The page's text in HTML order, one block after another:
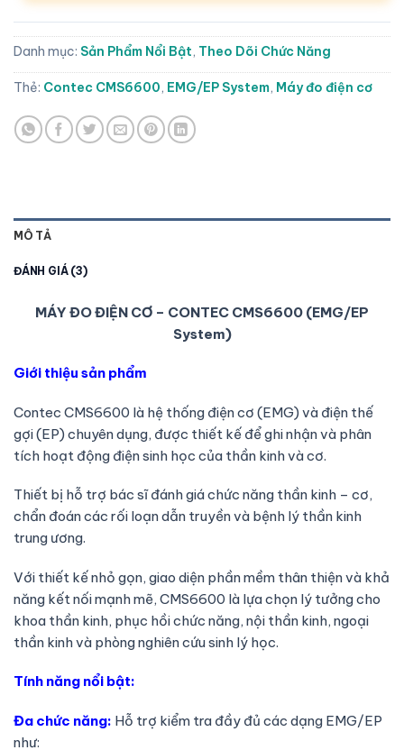
Danh mục: Sản Phẩm Nổi Bật, Theo Dõi Chức Năng
Thẻ: Contec CMS6600, EMG/EP System, Máy đo điện cơ
MÔ TẢ
ĐÁNH GIÁ (3)
MÁY ĐO ĐIỆN CƠ – CONTEC CMS6600 (EMG/EP
System)
Giới thiệu sản phẩm
Contec CMS6600 là hệ thống điện cơ (EMG) và điện thế
gợi (EP) chuyên dụng, được thiết kế để ghi nhận và phân
tích hoạt động điện sinh học của thần kinh và cơ.
Thiết bị hỗ trợ bác sĩ đánh giá chức năng thần kinh – cơ,
chẩn đoán các rối loạn dẫn truyền và bệnh lý thần kinh
trung ương.
Với thiết kế nhỏ gọn, giao diện phần mềm thân thiện và khả
năng kết nối mạnh mẽ, CMS6600 là lựa chọn lý tưởng cho
khoa thần kinh, phục hồi chức năng, nội thần kinh, ngoại
thần kinh và phòng nghiên cứu sinh lý học.
Tính năng nổi bật:
Đa chức năng: Hỗ trợ kiểm tra đầy đủ các dạng EMG/EP
như: